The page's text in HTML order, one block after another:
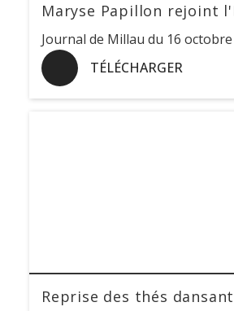
Maryse Papillon rejoint
Journal de Millau du 16 octobre
TÉLÉCHARGER
Reprise des thés